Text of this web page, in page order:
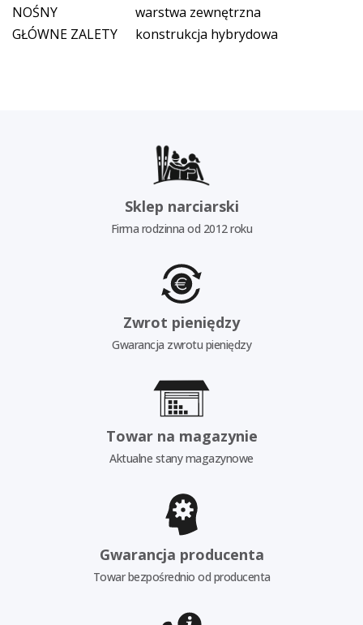
NOŚNY
warstwa zewnętrzna
GŁÓWNE ZALETY
konstrukcja hybrydowa
Sklep narciarski
Firma rodzinna od 2012 roku
Zwrot pieniędzy
Gwarancja zwrotu pieniędzy
Towar na magazynie
Aktualne stany magazynowe
Gwarancja producenta
Towar bezpośrednio od producenta